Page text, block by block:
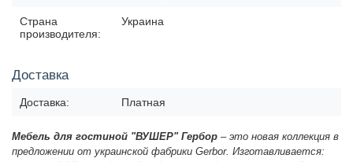
Страна
производителя:
Украина
Доставка
Доставка: Платная
Мебель для гостиной "ВУШЕР" Гербор – это новая коллекция в
предложении от украинской фабрики Gerbor. Изготавливается: